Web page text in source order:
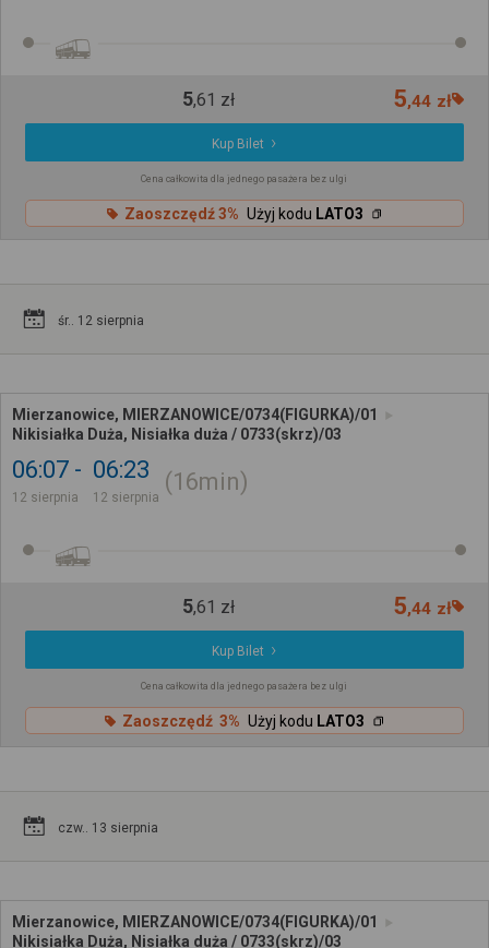
5,61 zł 5,44 zł
Kup Bilet
Cena całkowita dla jednego pasażera bez ulgi
Zaoszczędź 3% Użyj kodu LATO3
śr.. 12 sierpnia
Mierzanowice, MIERZANOWICE/0734(FIGURKA)/01
Nikisiałka Duża, Nisiałka duża / 0733(skrz)/03
06:07
12 sierpnia
06:23
12 sierpnia
16min
5,61 zł 5,44 zł
Kup Bilet
Cena całkowita dla jednego pasażera bez ulgi
Zaoszczędź 3% Użyj kodu LATO3
czw.. 13 sierpnia
Mierzanowice, MIERZANOWICE/0734(FIGURKA)/01
Nikisiałka Duża, Nisiałka duża / 0733(skrz)/03